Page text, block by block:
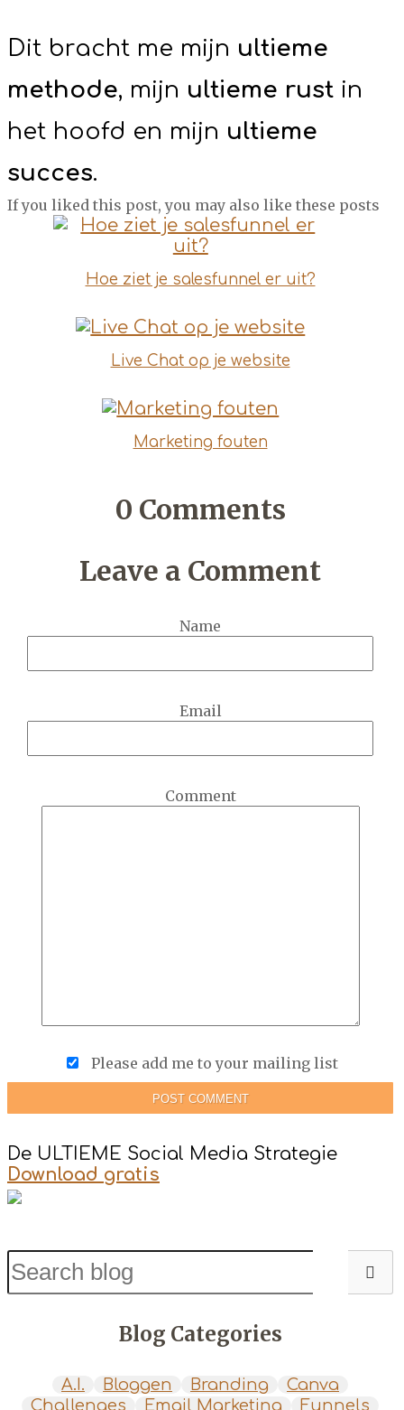
Dit bracht me mijn ultieme
methode, mijn ultieme rust in
het hoofd en mijn ultieme
succes.
If you liked this post, you may also like these posts
Hoe ziet je salesfunnel er uit?
Live Chat op je website
Marketing fouten
0 Comments
Leave a Comment
Name
Email
Comment
Please add me to your mailing list
POST COMMENT
De ULTIEME Social Media Strategie
Download gratis
Blog Categories
A.I. Bloggen Branding
Canva
Challenges
Email Marketing Funnels